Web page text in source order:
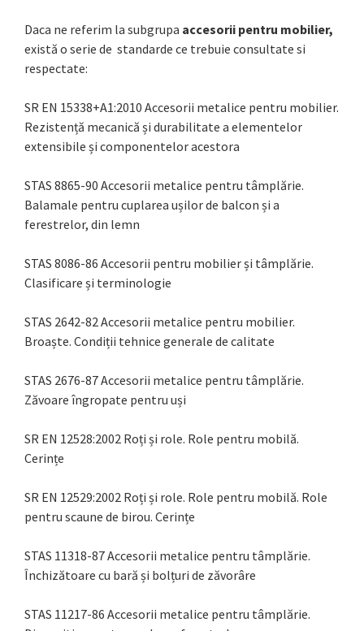
Daca ne referim la subgrupa accesorii pentru mobilier,
există o serie de standarde ce trebuie consultate si
respectate:
SR EN 15338+A1:2010 Accesorii metalice pentru mobilier.
Rezistență mecanică și durabilitate a elementelor
extensibile și componentelor acestora
STAS 8865-90 Accesorii metalice pentru tâmplărie.
Balamale pentru cuplarea ușilor de balcon și a
ferestrelor, din lemn
STAS 8086-86 Accesorii pentru mobilier și tâmplărie.
Clasificare și terminologie
STAS 2642-82 Accesorii metalice pentru mobilier.
Broaște. Condiții tehnice generale de calitate
STAS 2676-87 Accesorii metalice pentru tâmplărie.
Zăvoare îngropate pentru uși
SR EN 12528:2002 Roți și role. Role pentru mobilă.
Cerințe
SR EN 12529:2002 Roți și role. Role pentru mobilă. Role
pentru scaune de birou. Cerințe
STAS 11318-87 Accesorii metalice pentru tâmplărie.
Închizătoare cu bară și bolțuri de zăvorâre
STAS 11217-86 Accesorii metalice pentru tâmplărie.